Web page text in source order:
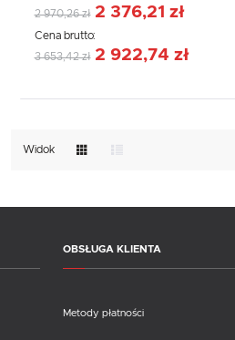
2 970,26 zł 2 376,21 zł
Cena brutto:
3 653,42 zł 2 922,74 zł
Widok
OBSŁUGA KLIENTA
Metody płatności